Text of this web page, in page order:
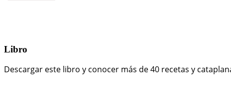
Libro
Descargar este libro y conocer más de 40 recetas y